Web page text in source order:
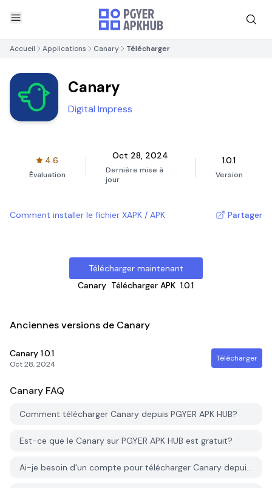
Accueil Applications Canary Télécharger
Canary
Digital Impress
4.6
Évaluation
Oct 28, 2024
Dernière mise à
jour
1.0.1
Version
Comment installer le fichier XAPK / APK Partager
Télécharger maintenant
Canary Télécharger APK 1.0.1
Anciennes versions de Canary
Canary 1.0.1
Oct 28, 2024
Télécharger
Canary FAQ
Comment télécharger Canary depuis PGYER APK HUB?
Est-ce que le Canary sur PGYER APK HUB est gratuit?
Ai-je besoin d'un compte pour télécharger Canary depuis PGYER APK HUB?